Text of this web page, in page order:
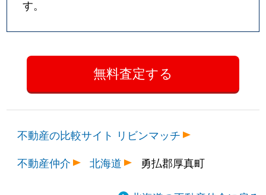
す。
不動産の比較サイト リビンマッチ
不動産仲介
北海道 勇払郡厚真町